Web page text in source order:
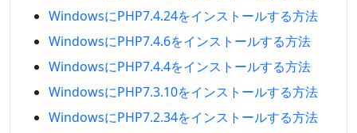
WindowsにPHP7.4.24をインストールする方法
WindowsにPHP7.4.6をインストールする方法
WindowsにPHP7.4.4をインストールする方法
WindowsにPHP7.3.10をインストールする方法
WindowsにPHP7.2.34をインストールする方法